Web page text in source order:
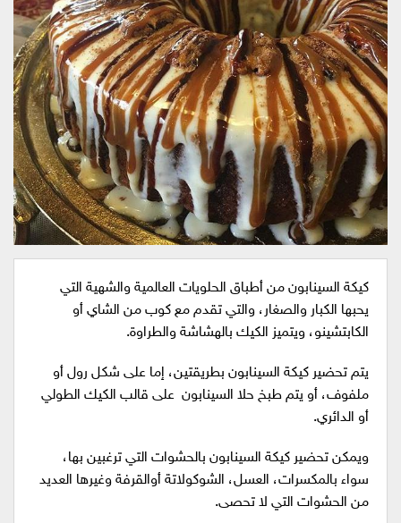
كيكة السينابون من أطباق الحلويات العالمية والشهية التي
يحبها الكبار والصغار، والتي تقدم مع كوب من الشاي أو
الكابتشينو، ويتميز الكيك بالهشاشة والطراوة.
يتم تحضير كيكة السينابون بطريقتين، إما على شكل رول أو
ملفوف، أو يتم طبخ حلا السينابون على قالب الكيك الطولي
أو الدائري.
ويمكن تحضير كيكة السينابون بالحشوات التي ترغبين بها،
سواء بالمكسرات، العسل، الشوكولاتة أوالقرفة وغيرها العديد
من الحشوات التي لا تحصى.